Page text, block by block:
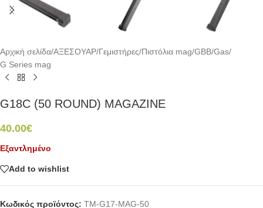
Αρχική σελίδα/ΑΞΕΣΟΥΑΡ/Γεμιστήρες/Πιστόλια mag/GBB/Gas/
G Series mag
G18C (50 ROUND) MAGAZINE
40.00€
Εξαντλημένο
Add to wishlist
Κωδικός προϊόντος: TM-G17-MAG-50